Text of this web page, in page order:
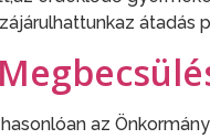
átadás
az